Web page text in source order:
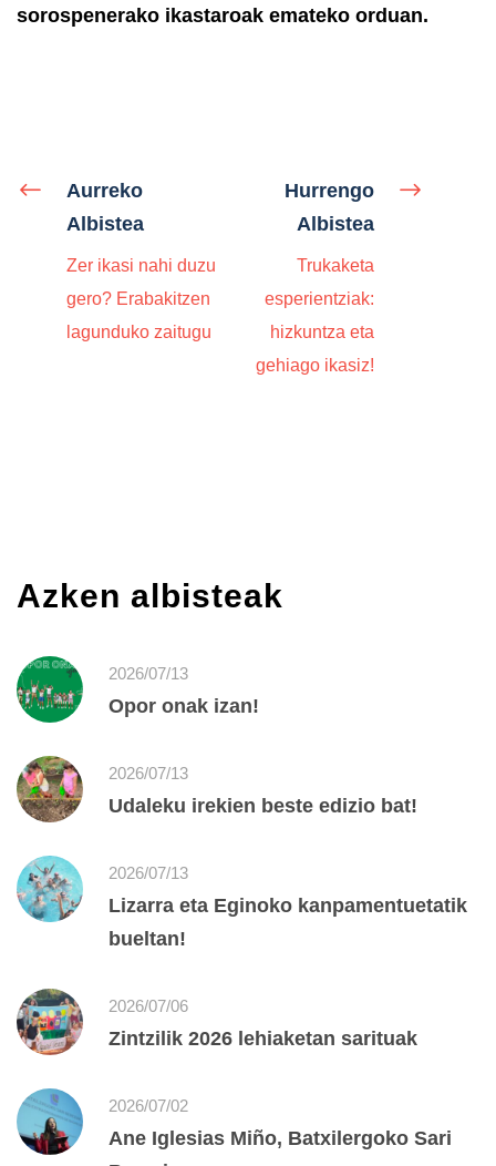
sorospenerako ikastaroak emateko orduan.
Aurreko
Albistea
Zer ikasi nahi duzu
gero? Erabakitzen
lagunduko zaitugu
Hurrengo
Albistea
Trukaketa
esperientziak:
hizkuntza eta
gehiago ikasiz!
Azken albisteak
2026/07/13
Opor onak izan!
2026/07/13
Udaleku irekien beste edizio bat!
2026/07/13
Lizarra eta Eginoko kanpamentuetatik
bueltan!
2026/07/06
Zintzilik 2026 lehiaketan sarituak
2026/07/02
Ane Iglesias Miño, Batxilergoko Sari